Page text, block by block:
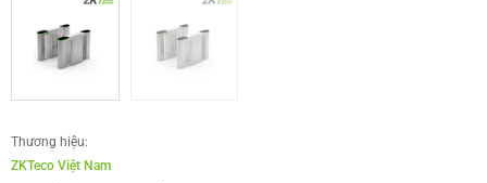
Thương hiệu:
ZKTeco Việt Nam